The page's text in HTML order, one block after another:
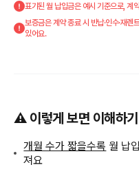
표기된 월 납입금은 예시 기준으로, 계
보증금은 계약 종료 시 반납·인수·재
있어요.
⚠️ 이렇게 보면 이해하
개월 수가 짧을수록 월 납
져요